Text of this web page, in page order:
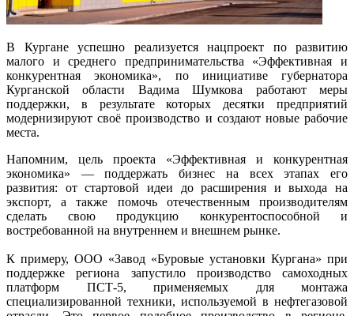
В Кургане успешно реализуется нацпроект по развитию
малого и среднего предпринимательства «Эффективная и
конкурентная экономика», по инициативе губернатора
Курганской области Вадима Шумкова работают меры
поддержки, в результате которых десятки предприятий
модернизируют своё производство и создают новые рабочие
места.
Напомним, цель проекта «Эффективная и конкурентная
экономика» — поддержать бизнес на всех этапах его
развития: от стартовой идеи до расширения и выхода на
экспорт, а также помочь отечественным производителям
сделать свою продукцию конкурентоспособной и
востребованной на внутреннем и внешнем рынке.
К примеру, ООО «Завод «Буровые установки Кургана» при
поддержке региона запустило производство самоходных
платформ ПСТ-5, применяемых для монтажа
специализированной техники, используемой в нефтегазовой